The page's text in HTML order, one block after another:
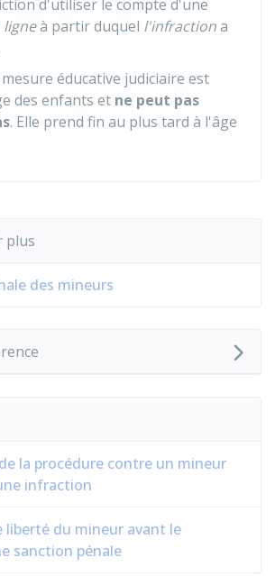
d'utiliser le compte d'une
à partir duquel l'infractiona
éducative judiciaire est
des enfants et ne peut pas
. Elle prend fin au plus tard à l'âge
plus
des mineurs
la procédure contre un mineur
infraction
liberté du mineur avant le
sanction pénale